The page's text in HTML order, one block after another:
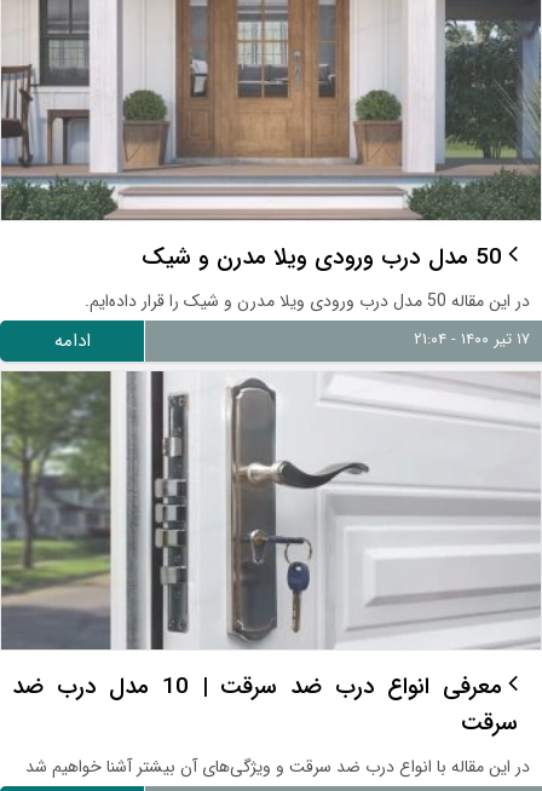
50 مدل درب ورودی ویلا مدرن و شیک
در این مقاله 50 مدل درب ورودی ویلا مدرن و شیک را قرار داده‌ایم.
۱۷ تیر ۱۴۰۰ - ۲۱:۰۴ ادامه
معرفی انواع درب ضد سرقت | 10 مدل درب ضد
سرقت
در این مقاله با انواع درب ضد سرقت و ویژگی‌های آن بیشتر آشنا خواهیم شد